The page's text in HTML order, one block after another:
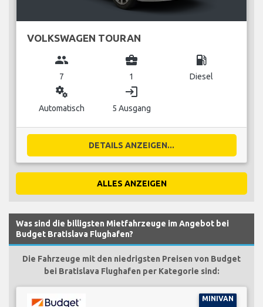
VOLKSWAGEN TOURAN
group
7
business_center
1
local_gas_station
Diesel
miscellaneous_services
Automatisch
login
5 Ausgang
DETAILS ANZEIGEN...
ALLES ANZEIGEN
Was sind die billigsten Mietfahrzeuge im Angebot bei
Budget Bratislava Flughafen?
Die Fahrzeuge mit den niedrigsten Preisen von Budget
bei Bratislava Flughafen per Kategorie sind:
MINIVAN